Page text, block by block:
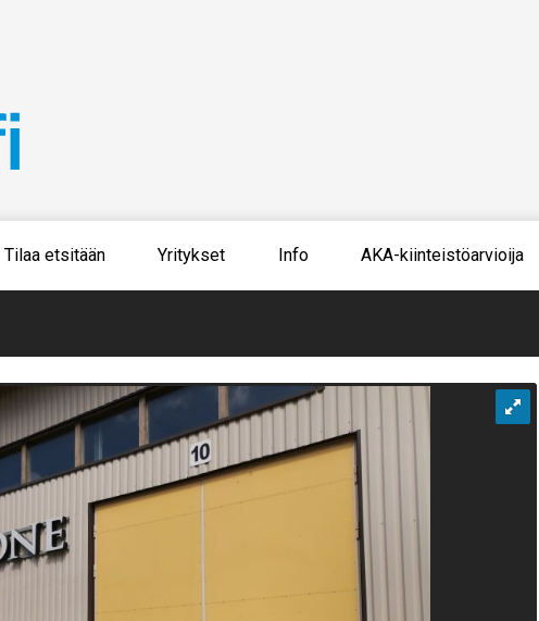
Tilaa etsitään Yritykset Info AKA-kiinteistöarvioija